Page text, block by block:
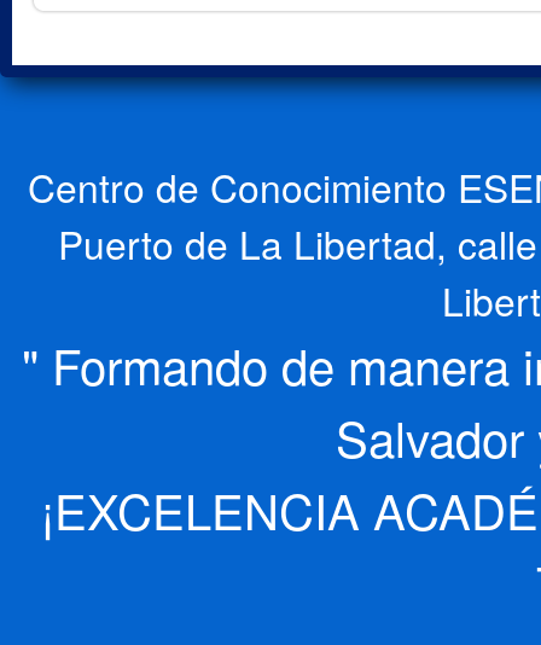
Centro de Conocimiento
Puerto de La Libertad,
" Formando de manera
¡EXCELENCIA